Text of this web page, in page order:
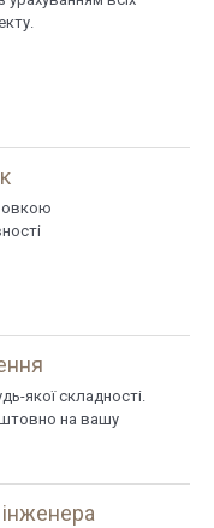
якої складності.
на вашу